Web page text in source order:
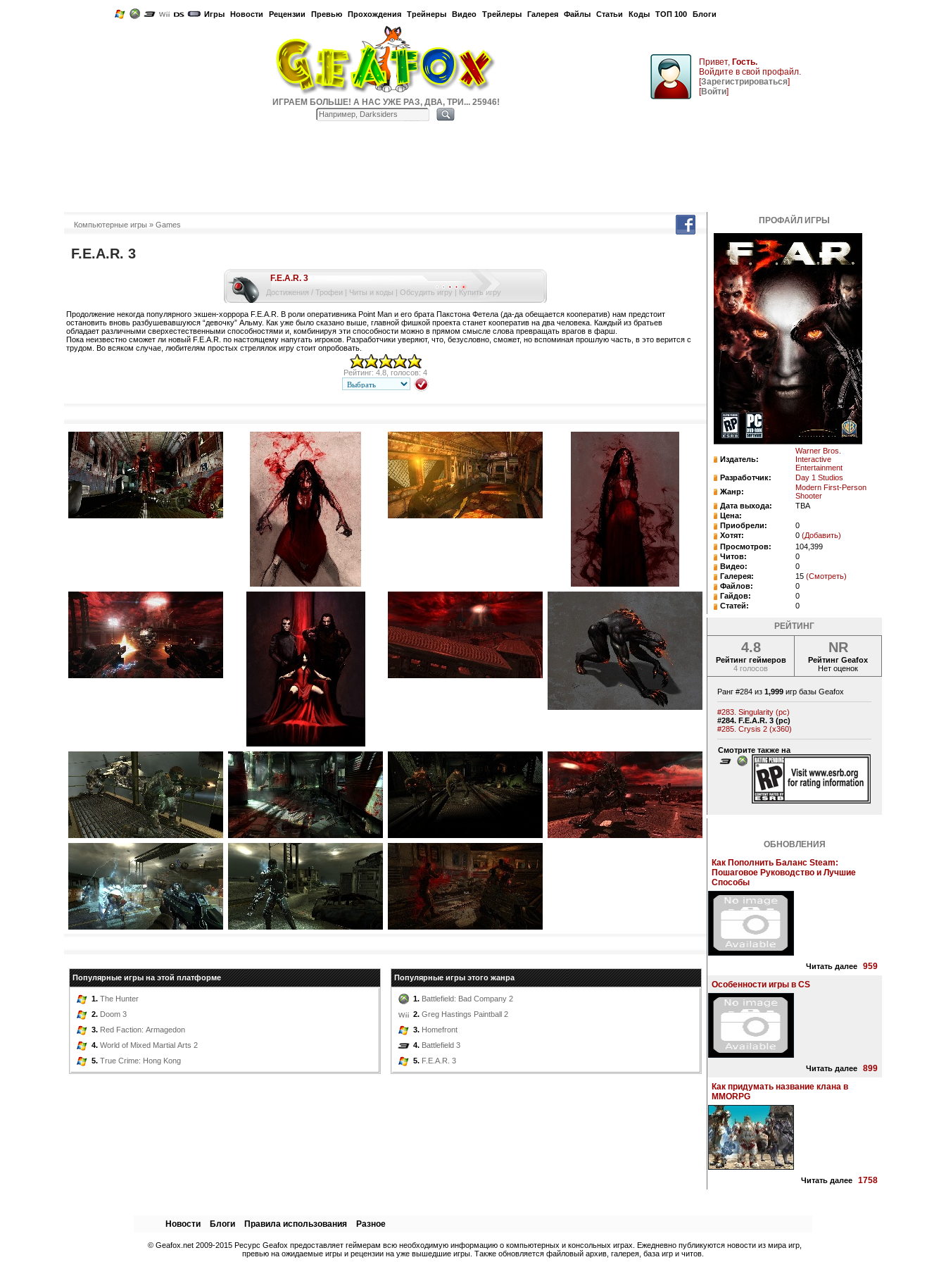
Игры Новости Рецензии Превью Прохождения Трейнеры Видео Трейлеры Галерея Файлы Статьи Коды ТОП 100 Блоги
ИГРАЕМ БОЛЬШЕ! А НАС УЖЕ РАЗ, ДВА, ТРИ... 25946!
Привет, Гость.
Войдите в свой профайл.
[Зарегистрироваться]
[Войти]
Компьютерные игры » Games
F.E.A.R. 3
F.E.A.R. 3
Достижения / Трофеи | Читы и коды | Обсудить игру | Купить игру
Продолжение некогда популярного экшен-хоррора F.E.A.R. В роли оперативника Point Man и его брата Пакстона Фетела (да-да обещается кооператив) нам предстоит
остановить вновь разбушевавшуюся “девочку” Альму. Как уже было сказано выше, главной фишкой проекта станет кооператив на два человека. Каждый из братьев
обладает различными сверхестественными способностями и, комбинируя эти способности можно в прямом смысле слова превращать врагов в фарш.
Пока неизвестно сможет ли новый F.E.A.R. по настоящему напугать игроков. Разработчики уверяют, что, безусловно, сможет, но вспоминая прошлую часть, в это верится с
трудом. Во всяком случае, любителям простых стрелялок игру стоит опробовать.
Рейтинг: 4.8, голосов: 4
Популярные игры на этой платформе
1. The Hunter
2. Doom 3
3. Red Faction: Armagedon
4. World of Mixed Martial Arts 2
5. True Crime: Hong Kong
Популярные игры этого жанра
1. Battlefield: Bad Company 2
2. Greg Hastings Paintball 2
3. Homefront
4. Battlefield 3
5. F.E.A.R. 3
ПРОФАЙЛ ИГРЫ
Издатель:
Warner Bros.
Interactive
Entertainment
Разработчик:
Day 1 Studios
Жанр:
Modern First-Person
Shooter
Дата выхода:
TBA
Цена:
Приобрели:
0
Хотят:
0 (Добавить)
Просмотров:
104,399
Читов:
0
Видео:
0
Галерея:
15 (Смотреть)
Файлов:
0
Гайдов:
0
Статей:
0
РЕЙТИНГ
4.8
Рейтинг геймеров
4 голосов
NR
Рейтинг Geafox
Нет оценок
Ранг #284 из 1,999 игр базы Geafox
#283. Singularity (pc)
#284. F.E.A.R. 3 (pc)
#285. Crysis 2 (x360)
Смотрите также на
ОБНОВЛЕНИЯ
Как Пополнить Баланс Steam:
Пошаговое Руководство и Лучшие
Способы
Читать далее
959
Особенности игры в CS
Читать далее
899
Как придумать название клана в
MMORPG
Читать далее 1758
Новости Блоги Правила использования Разное
© Geafox.net 2009-2015 Ресурс Geafox предоставляет геймерам всю необходимую информацию о компьютерных и консольных играх. Ежедневно публикуются новости из мира игр,
превью на ожидаемые игры и рецензии на уже вышедшие игры. Также обновляется файловый архив, галерея, база игр и читов.